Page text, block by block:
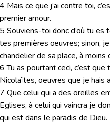
4 Mais ce que j’ai contre toi,
premier amour.
5 Souviens-toi donc d’où tu
tes premières oeuvres; sinon,
chandelier de sa place, à
6 Tu as pourtant ceci, c’est
Nicolaïtes, oeuvres que je hais
7 Que celui qui a des oreilles
Eglises, à celui qui vaincra je
qui est dans le paradis de Dieu.